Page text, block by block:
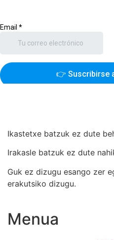
Ikastetxe batzuk ez dute
Irakasle batzuk ez dute
Guk ez dizugu esango zer
erakutsiko dizugu.
Menua